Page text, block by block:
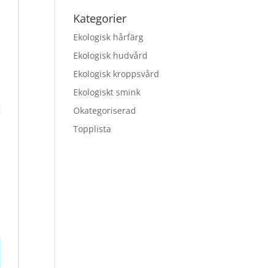
Kategorier
Ekologisk hårfärg
Ekologisk hudvård
Ekologisk kroppsvård
Ekologiskt smink
Okategoriserad
Topplista